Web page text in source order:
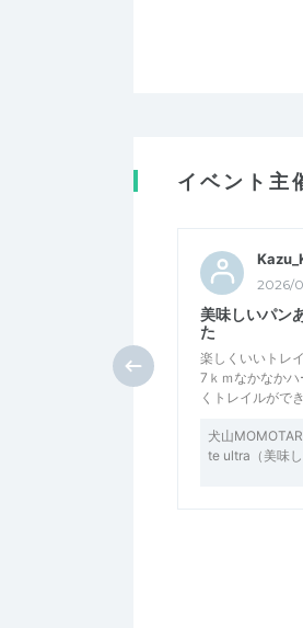
イベント主
2026/
美味しいパン
た
楽しくいいトレ
7ｋｍなかなか
くトレイルがで
犬山
te ultra（美味